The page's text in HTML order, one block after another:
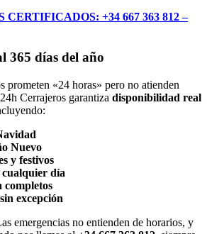
CERTIFICADOS: +34 667 363 812 –
365 días del año
prometen «24 horas» pero no atienden
Cerrajeros garantiza disponibilidad real
Nuevo
y festivos
día
completos
excepción
emergencias no entienden de horarios, y